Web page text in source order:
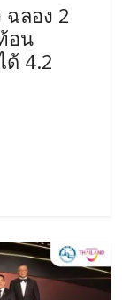
ลอง 2
อน
4.2